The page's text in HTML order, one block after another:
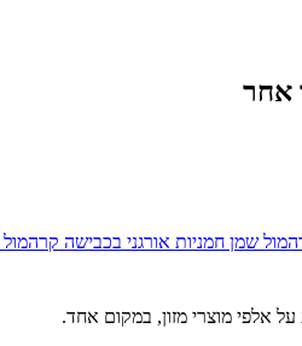
אחר
מול שמן חמניות אורגני בכבישה קרהמול
על אלפי מוצרי מזון, במקום אחד.